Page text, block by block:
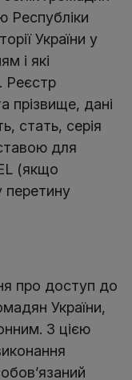
Республіки
України у
і які
Реєстр
прізвище, дані
стать, серія
для
(якщо
перетину
про доступ до
України,
З цією